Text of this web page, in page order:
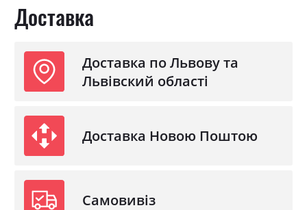
Доставка
Доставка по Львову та
Львівский області
Доставка Новою Поштою
Самовивіз